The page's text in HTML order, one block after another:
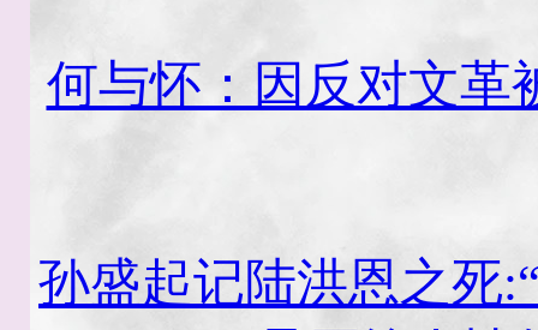
何与怀：因反对文革
孙盛起记陆洪恩之死